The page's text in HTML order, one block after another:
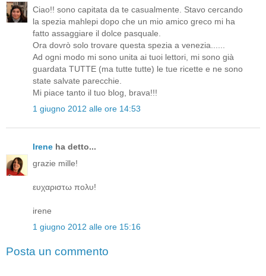
Ciao!! sono capitata da te casualmente. Stavo cercando
la spezia mahlepi dopo che un mio amico greco mi ha
fatto assaggiare il dolce pasquale.
Ora dovrò solo trovare questa spezia a venezia......
Ad ogni modo mi sono unita ai tuoi lettori, mi sono già
guardata TUTTE (ma tutte tutte) le tue ricette e ne sono
state salvate parecchie.
Mi piace tanto il tuo blog, brava!!!
1 giugno 2012 alle ore 14:53
Irene ha detto...
grazie mille!
ευχαριστω πολυ!
irene
1 giugno 2012 alle ore 15:16
Posta un commento